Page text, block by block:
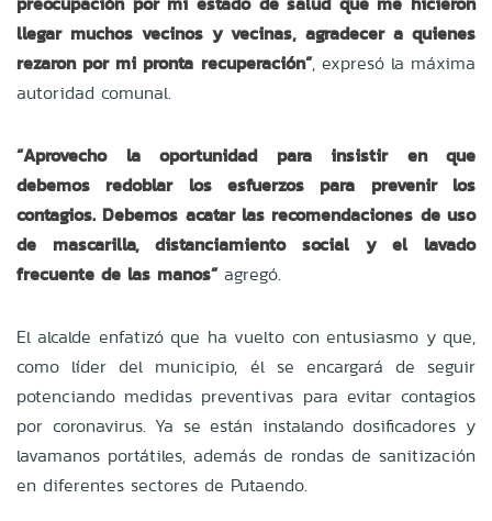
llegar muchos vecinos y vecinas, agradecer a quienes
rezaron por mi pronta recuperación”, expresó la máxima
autoridad comunal.
“Aprovecho la oportunidad para insistir en que
debemos redoblar los esfuerzos para prevenir los
contagios. Debemos acatar las recomendaciones de uso
de mascarilla, distanciamiento social y el lavado
frecuente de las manos”agregó.
El alcalde enfatizó que ha vuelto con entusiasmo y que,
como líder del municipio, él se encargará de seguir
potenciando medidas preventivas para evitar contagios
por coronavirus. Ya se están instalando dosificadores y
lavamanos portátiles, además de rondas de sanitización
en diferentes sectores de Putaendo.